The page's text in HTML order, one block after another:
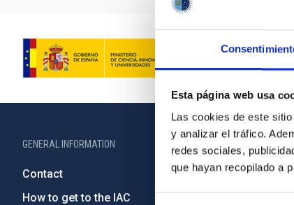
Esta página web usa
Las cookies de este
y analizar el tráfico.
redes sociales,
que hayan recopilado a
GENERAL INFORMATION
Contact
How to get to the IAC
ABOUT